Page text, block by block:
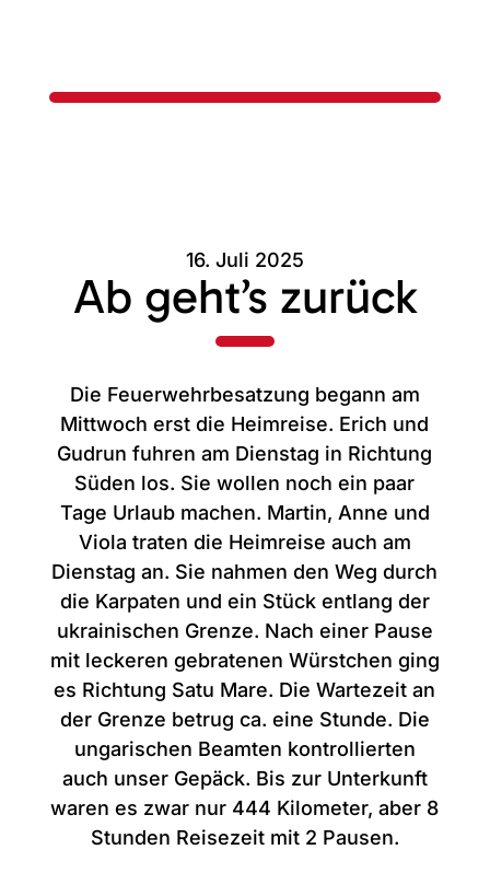
16. Juli 2025
Ab geht’s zurück
Die Feuerwehrbesatzung begann am
Mittwoch erst die Heimreise. Erich und
Gudrun fuhren am Dienstag in Richtung
Süden los. Sie wollen noch ein paar
Tage Urlaub machen. Martin, Anne und
Viola traten die Heimreise auch am
Dienstag an. Sie nahmen den Weg durch
die Karpaten und ein Stück entlang der
ukrainischen Grenze. Nach einer Pause
mit leckeren gebratenen Würstchen ging
es Richtung Satu Mare. Die Wartezeit an
der Grenze betrug ca. eine Stunde. Die
ungarischen Beamten kontrollierten
auch unser Gepäck. Bis zur Unterkunft
waren es zwar nur 444 Kilometer, aber 8
Stunden Reisezeit mit 2 Pausen.